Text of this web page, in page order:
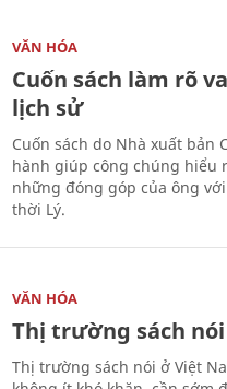
VĂN HÓA
Cuốn sách làm rõ
lịch sử
Cuốn sách do Nhà xuất bản
hành giúp công chúng hiểu
những đóng góp của ông
thời Lý.
VĂN HÓA
Thị trường sách
Thị trường sách nói ở Việt